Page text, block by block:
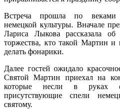
Встреча прошла по веками
немецкой культуры. Вначале
Лариса Лыкова рассказала об
торжества, кто такой Мартин и
делать фонарики.
Далее гостей ожидало
Святой Мартин приехал на
которые несли в руках
присутствующие спели
святому.